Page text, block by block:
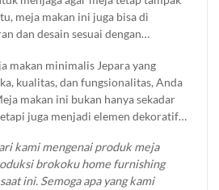
meja makan ini juga bisa di
dan desain sesuai dengan
rumah.
makan minimalis Jepara yang
kualitas, dan fungsionalitas, Anda
makan ini bukan hanya sekadar
juga menjadi elemen dekoratif
kami mengenai produk meja
brokoku home furnishing
ini. Semoga apa yang kami